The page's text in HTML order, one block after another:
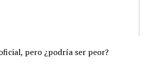
pero ¿podría ser peor?